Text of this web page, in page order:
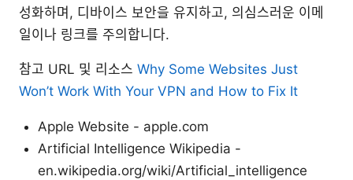
성화하며, 디바이스 보안을 유지하고, 의심스러운 이메
일이나 링크를 주의합니다.
참고 URL 및 리소스 Why Some Websites Just
Won’t Work With Your VPN and How to Fix It
Apple Website - apple.com
Artificial Intelligence Wikipedia -
en.wikipedia.org/wiki/Artificial_intelligence